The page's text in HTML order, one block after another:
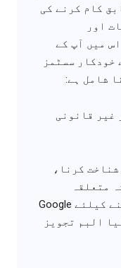
کام کرنے کی
اور
میں آپ کے
خودکار سسٹمز
شامل ہے:
غیر قانونی
کرنا،
متعلقہ
تصاویر کو ساتھ رکھنے کیلئے Google
البم تجویز